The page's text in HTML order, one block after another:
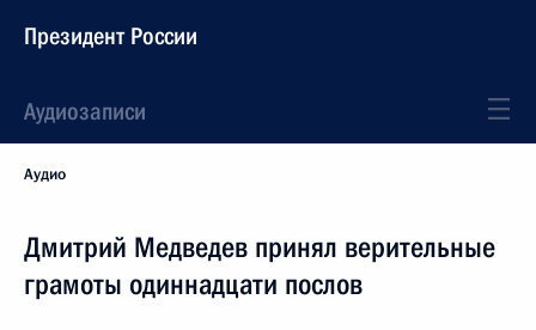
Президент России
Аудиозаписи
Аудио
Дмитрий Медведев принял верительные
грамоты одиннадцати послов